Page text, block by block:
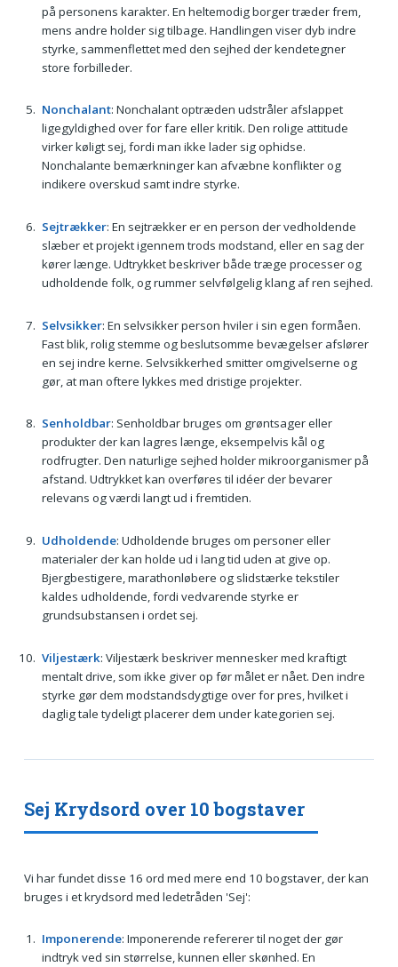
på personens karakter. En heltemodig borger træder frem,
mens andre holder sig tilbage. Handlingen viser dyb indre
styrke, sammenflettet med den sejhed der kendetegner
store forbilleder.
Nonchalant: Nonchalant optræden udstråler afslappet
ligegyldighed over for fare eller kritik. Den rolige attitude
virker køligt sej, fordi man ikke lader sig ophidse.
Nonchalante bemærkninger kan afvæbne konflikter og
indikere overskud samt indre styrke.
Sejtrækker: En sejtrækker er en person der vedholdende
slæber et projekt igennem trods modstand, eller en sag der
kører længe. Udtrykket beskriver både træge processer og
udholdende folk, og rummer selvfølgelig klang af ren sejhed.
Selvsikker: En selvsikker person hviler i sin egen formåen.
Fast blik, rolig stemme og beslutsomme bevægelser afslører
en sej indre kerne. Selvsikkerhed smitter omgivelserne og
gør, at man oftere lykkes med dristige projekter.
Senholdbar: Senholdbar bruges om grøntsager eller
produkter der kan lagres længe, eksempelvis kål og
rodfrugter. Den naturlige sejhed holder mikroorganismer på
afstand. Udtrykket kan overføres til idéer der bevarer
relevans og værdi langt ud i fremtiden.
Udholdende: Udholdende bruges om personer eller
materialer der kan holde ud i lang tid uden at give op.
Bjergbestigere, marathonløbere og slidstærke tekstiler
kaldes udholdende, fordi vedvarende styrke er
grundsubstansen i ordet sej.
Viljestærk: Viljestærk beskriver mennesker med kraftigt
mentalt drive, som ikke giver op før målet er nået. Den indre
styrke gør dem modstandsdygtige over for pres, hvilket i
daglig tale tydeligt placerer dem under kategorien sej.
Sej Krydsord over 10 bogstaver
Vi har fundet disse 16 ord med mere end 10 bogstaver, der kan
bruges i et krydsord med ledetråden 'Sej':
Imponerende: Imponerende refererer til noget der gør
indtryk ved sin størrelse, kunnen eller skønhed. En